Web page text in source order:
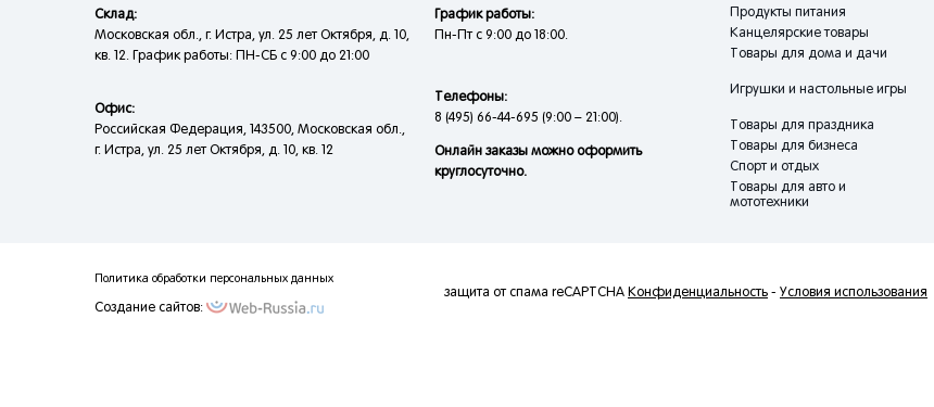
Склад:
Московская обл., г. Истра, ул. 25 лет Октября, д. 10,
кв. 12. График работы: ПН-СБ с 9:00 до 21:00
Офис:
Российская Федерация, 143500, Московская обл.,
г. Истра, ул. 25 лет Октября, д. 10, кв. 12
График работы:
Пн-Пт с 9:00 до 18:00.
Телефоны:
8 (495) 66-44-695 (9:00 – 21:00).
Онлайн заказы можно оформить
круглосуточно.
Продукты питания
Канцелярские товары
Товары для дома и дачи
Игрушки и настольные игры
Товары для праздника
Товары для бизнеса
Спорт и отдых
Товары для авто и
мототехники
Политика обработки персональных данных
Создание сайтов:
защита от спама reCAPTCHA Конфиденциальность - Условия использования